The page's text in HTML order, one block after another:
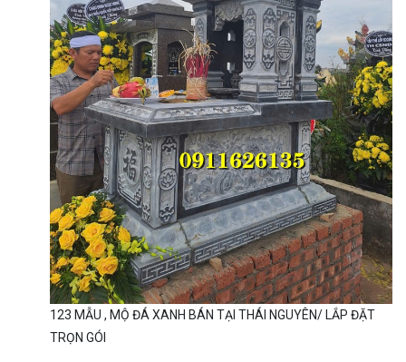
123 MẪU , MỘ ĐÁ XANH BÁN TẠI THÁI NGUYÊN/ LẮP ĐẶT
TRỌN GÓI